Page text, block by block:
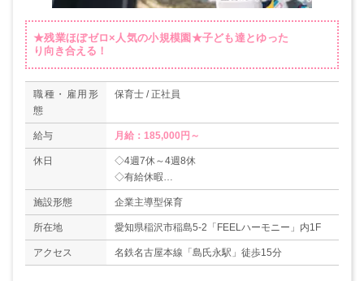
★残業ほぼゼロ×人気の小規模園★子ども達とゆった
り向き合える！
職種・雇用形
態
保育士 / 正社員
給与 月給：185,000円～
休日
◇4週7休～4週8休
◇有給休暇
＊年間休日数105日
施設形態 企業主導型保育
所在地 愛知県稲沢市稲島5-2「FEELハーモニー」内1F
アクセス 名鉄名古屋本線「島氏永駅」徒歩15分